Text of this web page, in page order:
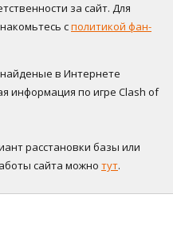
за сайт. Для
сполитикой фан-
в Интернете
информация по игре Clash of
расстановки базы или
сайта можно тут.